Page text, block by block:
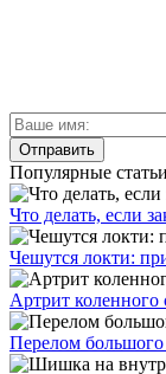
Популярные статьи
Что делать, если
Чешутся локти:
Артрит коленного
Перелом большого